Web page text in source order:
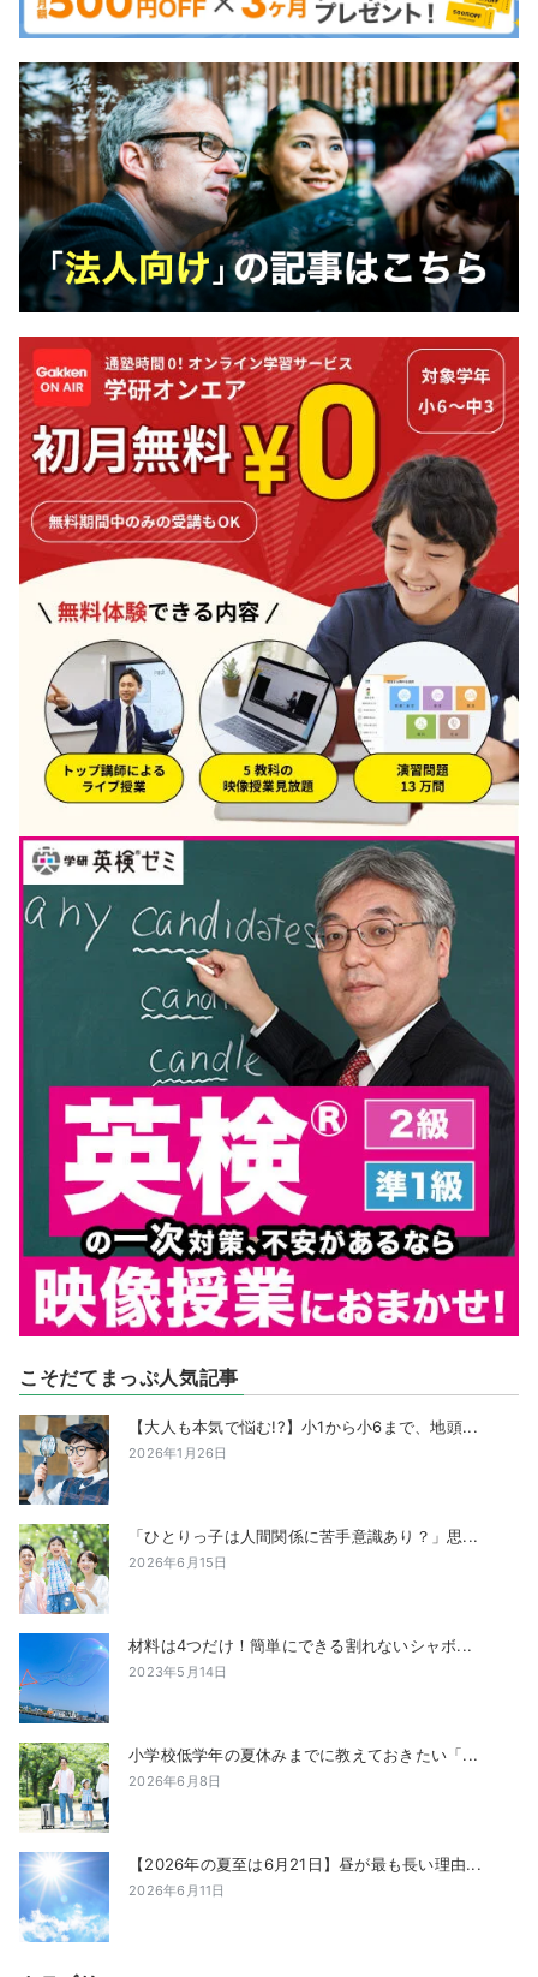
こそだてまっぷ人気記事
【大人も本気で悩む!?】小1から小6まで、地頭...
2026年1月26日
「ひとりっ子は人間関係に苦手意識あり？」思...
2026年6月15日
材料は4つだけ！簡単にできる割れないシャボ...
2023年5月14日
小学校低学年の夏休みまでに教えておきたい「...
2026年6月8日
【2026年の夏至は6月21日】昼が最も長い理由...
2026年6月11日